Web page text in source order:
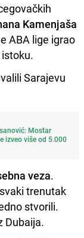
Kamenjaša
ABA lige igrao
Sarajevu
Mostar
izveo više od 5.000
veza.
trenutak
stvorili.
Dubaija.